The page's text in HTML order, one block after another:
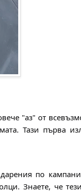
"аз" от
Тази първа
по
Знаете, че